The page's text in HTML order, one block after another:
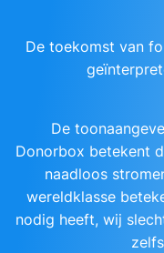
De toekomst van
De
Donorbox betekent
naadloos
wereldklasse
nodig heeft, wij